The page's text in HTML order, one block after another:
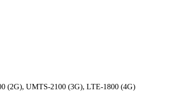
(2G), UMTS-2100 (3G), LTE-1800 (4G)